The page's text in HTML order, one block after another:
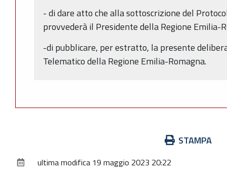
- di dare atto che alla sottoscrizione del
provvederà il Presidente della Regione Emilia-
-di pubblicare, per estratto, la presente
Telematico della Regione Emilia-Romagna.
documento
STAMPA
ultima modifica 19 maggio 2023 20:22